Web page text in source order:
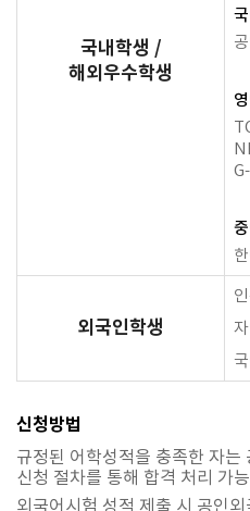
국내학생 /
해외우수학생
외국인학생
신청방법
규정된 어학성적을 충족한 자는
신청 절차를 통해 합격 처리 가
외국어시험 성적 제출 시 공인